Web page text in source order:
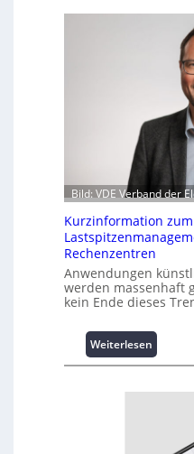
Bild: VDE Verband der
Kurzinformation zum
Rechenzentren
Anwendungen
werden massenhaft
kein Ende dieses
Weiterlesen
K
r